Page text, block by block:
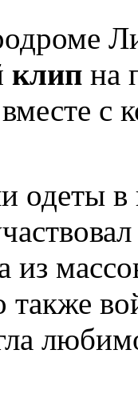
клип на
с
одеты в
из